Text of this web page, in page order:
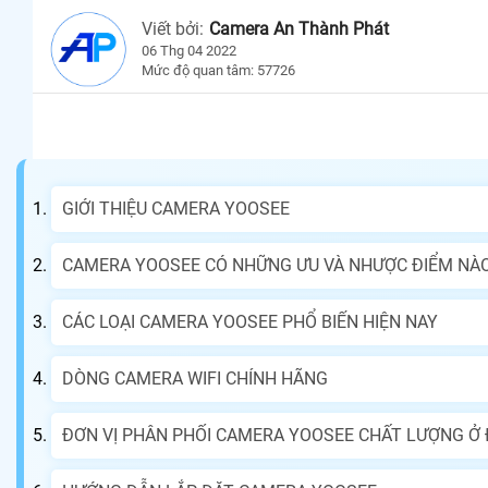
Viết bởi: Camera An Thành Phát
06 Thg 04 2022
Mức độ quan tâm: 57726
GIỚI THIỆU CAMERA YOOSEE
CAMERA YOOSEE CÓ NHỮNG ƯU VÀ NHƯỢC ĐIỂM
CÁC LOẠI CAMERA YOOSEE PHỔ BIẾN HIỆN NAY
DÒNG CAMERA WIFI CHÍNH HÃNG
ĐƠN VỊ PHÂN PHỐI CAMERA YOOSEE CHẤT LƯỢNG Ở